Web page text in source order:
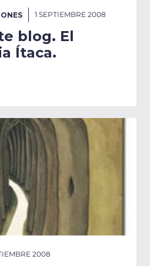
1 SEPTIEMBRE 2008
blog. El
Ítaca.
2008